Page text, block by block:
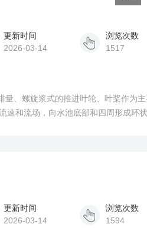
更新时间
2026-03-14
浏览次数
1517
、螺旋浆式的推进叶轮、叶桨作为
速和流场，向水池底部和四周形成环
更新时间
2026-03-14
浏览次数
1594